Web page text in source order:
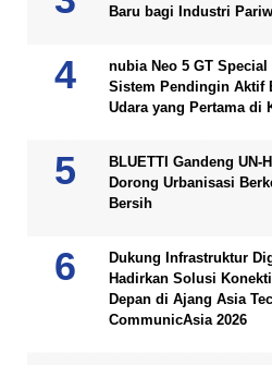
Baru bagi Industri
nubia Neo 5 GT
Sistem Pendingin Aktif
Udara yang Pertama di
BLUETTI Gandeng UN-
Dorong Urbanisasi
Bersih
Dukung Infrastruktur
Hadirkan Solusi
Depan di Ajang Asia
CommunicAsia 2026